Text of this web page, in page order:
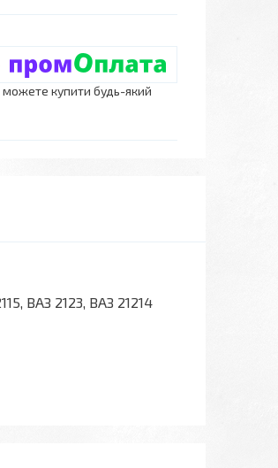
можете купити будь-який
ВАЗ 2123, ВАЗ 21214